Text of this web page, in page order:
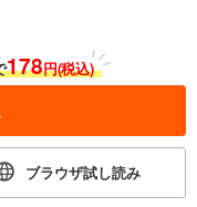
178円(税込)
ブラウザ試し読み